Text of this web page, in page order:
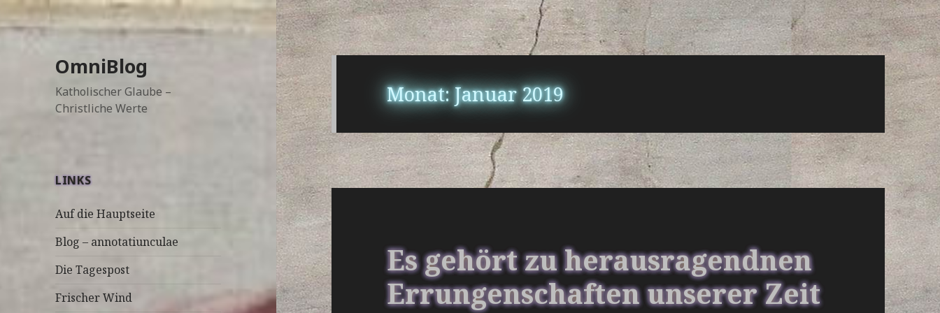
OmniBlog
Katholischer Glaube –
Christliche Werte
LINKS
Auf die Hauptseite
Blog – annotatiunculae
Die Tagespost
Frischer Wind
Monat:Januar 2019
Es gehört zu herausragendnen
Errungenschaften unserer Zeit